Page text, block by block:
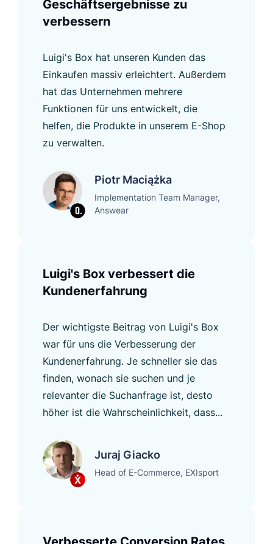
Geschäftsergebnisse zu
verbessern
Luigi's Box hat unseren Kunden das
Einkaufen massiv erleichtert. Außerdem
hat das Unternehmen mehrere
Funktionen für uns entwickelt, die
helfen, die Produkte in unserem E-Shop
zu verwalten.
Piotr Maciążka
Implementation Team Manager,
Answear
Luigi's Box verbessert die
Kundenerfahrung
Der wichtigste Beitrag von Luigi's Box
war für uns die Verbesserung der
Kundenerfahrung. Je schneller sie das
finden, wonach sie suchen und je
relevanter die Suchanfrage ist, desto
höher ist die Wahrscheinlichkeit, dass...
Juraj Giacko
Head of E-Commerce, EXIsport